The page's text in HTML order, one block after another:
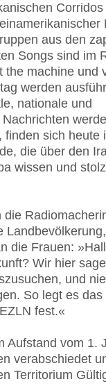
Corridos
aus den
Songs sind im
the machine und
werden
nationale und
finden sich heute
die über den
wissen und
Landbevölkerung,
die Frauen:
Wir hier
und
So legt es das
fest.«
Aufstand vom 1.
verabschiedet
Territorium